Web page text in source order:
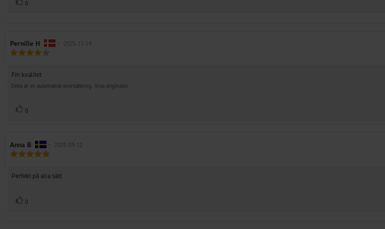
0
Recensionsförfattare:
Pernille H • Recensionsdatum:
2025-11-19
stjärnor
Recensionstext:
Fin kvalitet
Detta är en automatisk översättning. Visa originalet.
Rösta
0
Recensionsförfattare:
Anna B • Recensionsdatum:
2025-09-12
5
Recensionstext:
Perfekt på alla sätt
Rösta
0